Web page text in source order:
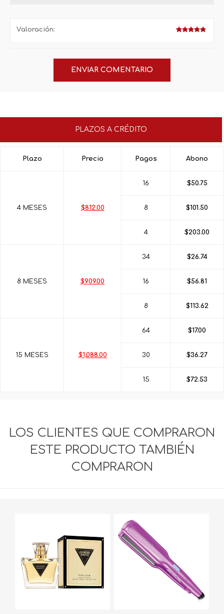
Valoración:
PLAZOS A CRÉDITO
Plazo Precio Pagos Abono
4 MESES $812.00
16 $50.75
8 $101.50
4 $203.00
8 MESES $909.00
34 $26.74
16 $56.81
8 $113.62
15 MESES $1,088.00
64 $17.00
30 $36.27
15 $72.53
LOS CLIENTES QUE COMPRARON
ESTE PRODUCTO TAMBIÉN
COMPRARON